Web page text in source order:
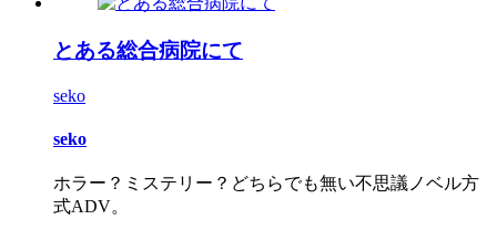
とある総合病院にて
seko
seko
ホラー？ミステリー？どちらでも無い不思議ノベル方
式ADV。